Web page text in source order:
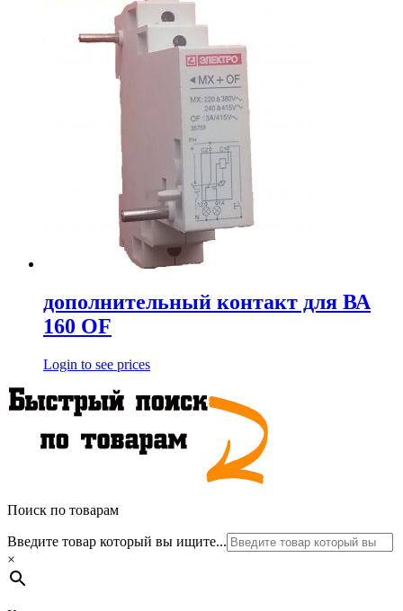
дополнительный контакт для ВА
160 OF
Login to see prices
Поиск по товарам
Введите товар который вы ищите...
×